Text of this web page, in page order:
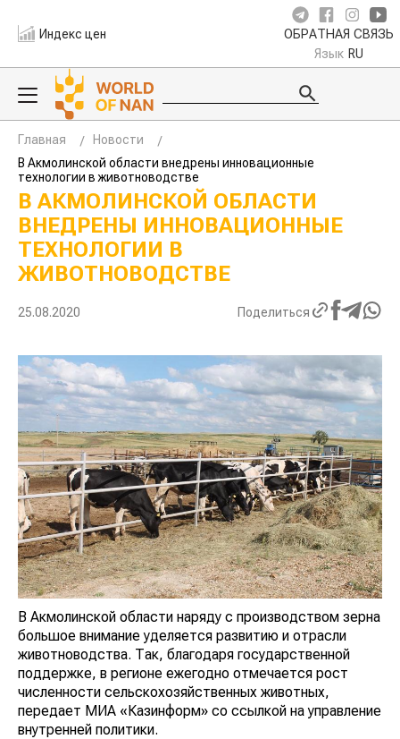
Индекс цен ОБРАТНАЯ СВЯЗЬ
Язык RU
Главная
Новости
В Акмолинской области внедрены инновационные
технологии в животноводстве
В АКМОЛИНСКОЙ ОБЛАСТИ
ВНЕДРЕНЫ ИННОВАЦИОННЫЕ
ТЕХНОЛОГИИ В
ЖИВОТНОВОДСТВЕ
25.08.2020 Поделиться
В Акмолинской области наряду с производством зерна
большое внимание уделяется развитию и отрасли
животноводства. Так, благодаря государственной
поддержке, в регионе ежегодно отмечается рост
численности сельскохозяйственных животных,
передает МИА «Казинформ» со ссылкой на управление
внутренней политики.